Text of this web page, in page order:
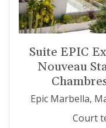
Suite EPIC
Nouveau
Epic Marbella,
Court